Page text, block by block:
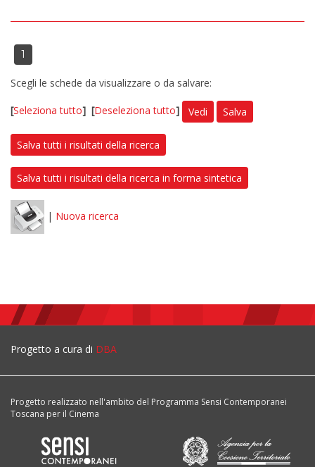
1
Scegli le schede da visualizzare o da salvare:
[Seleziona tutto] [Deseleziona tutto] Vedi Salva
Salva tutti i risultati della ricerca
Salva tutti i risultati della ricerca in forma sintetica
| Nuova ricerca
Progetto a cura di DBA
Progetto realizzato nell'ambito del Programma Sensi Contemporanei
Toscana per il Cinema